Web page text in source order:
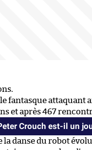
fantasque attaquant
et après 467
Crouch est-il un
la danse du robot